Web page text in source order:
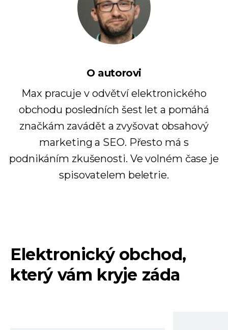
O autorovi
Max pracuje v odvětví elektronického
obchodu posledních šest let a pomáhá
značkám zavádět a zvyšovat obsahový
marketing a SEO. Přesto má s
podnikáním zkušenosti. Ve volném čase je
spisovatelem beletrie.
Elektronický obchod,
který vám kryje záda